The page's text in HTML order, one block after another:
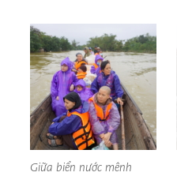
Giữa biển nước mênh